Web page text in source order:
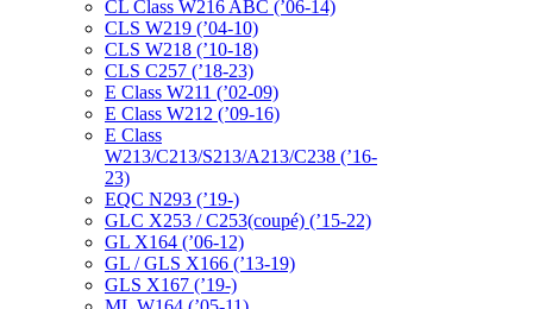
CL Class W216 ABC (’06-14)
CLS W219 (’04-10)
CLS W218 (’10-18)
CLS C257 (’18-23)
E Class W211 (’02-09)
E Class W212 (’09-16)
E Class
W213/C213/S213/A213/C238 (’16-
23)
EQC N293 (’19-)
GLC X253 / C253(coupé) (’15-22)
GL X164 (’06-12)
GL / GLS X166 (’13-19)
GLS X167 (’19-)